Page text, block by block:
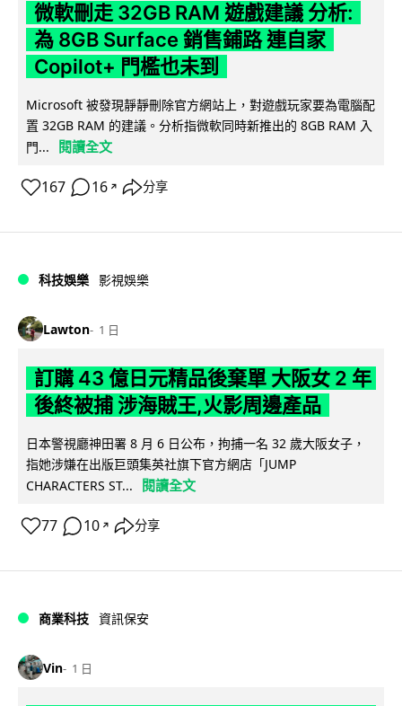
微軟刪走 32GB RAM 遊戲建議 分析:
為 8GB Surface 銷售鋪路 連自家
Copilot+ 門檻也未到
Microsoft 被發現靜靜刪除官方網站上，對遊戲玩家要為電腦配
置 32GB RAM 的建議。分析指微軟同時新推出的 8GB RAM 入
門...
閱讀全文
167 16 ↗ 分享
科技娛樂 影視娛樂
Lawton 1 日
訂購 43 億日元精品後棄單 大阪女 2 年
後終被捕 涉海賊王,火影周邊產品
日本警視廳神田署 8 月 6 日公布，拘捕一名 32 歲大阪女子，
指她涉嫌在出版巨頭集英社旗下官方網店「JUMP
CHARACTERS ST...
閱讀全文
77 10 ↗ 分享
商業科技 資訊保安
Vin 1 日